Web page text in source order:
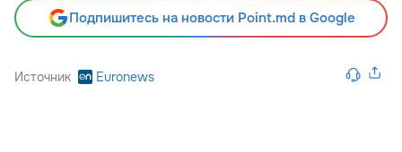
Подпишитесь на новости Point.md в Google
Источник Euronews